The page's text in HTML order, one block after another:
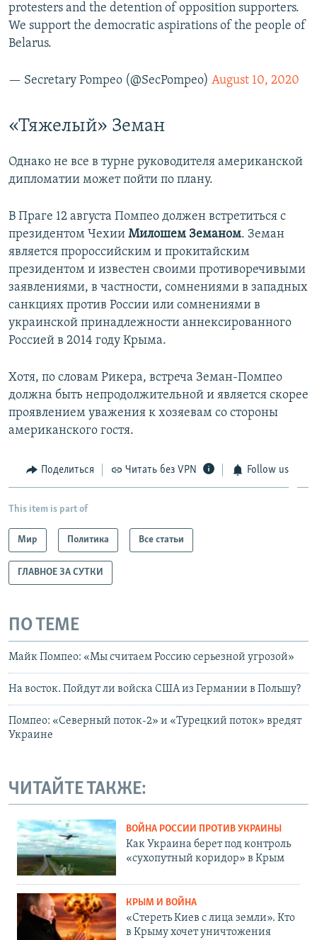
protesters and the detention of opposition supporters.
We support the democratic aspirations of the people of
Belarus.
— Secretary Pompeo (@SecPompeo) August 10, 2020
«Тяжелый» Земан
Однако не все в турне руководителя американской
дипломатии может пойти по плану.
В Праге 12 августа Помпео должен встретиться с
президентом Чехии Милошем Земаном. Земан
является пророссийским и прокитайским
президентом и известен своими противоречивыми
заявлениями, в частности, сомнениями в западных
санкциях против России или сомнениями в
украинской принадлежности аннексированного
Россией в 2014 году Крыма.
Хотя, по словам Рикера, встреча Земан-Помпео
должна быть непродолжительной и является скорее
проявлением уважения к хозяевам со стороны
американского гостя.
Поделиться Читать без VPN Follow us
This item is part of
Мир Политика Все статьи
ГЛАВНОЕ ЗА СУТКИ
ПО ТЕМЕ
Майк Помпео: «Мы считаем Россию серьезной угрозой»
На восток. Пойдут ли войска США из Германии в Польшу?
Помпео: «Северный поток-2» и «Турецкий поток» вредят
Украине
ЧИТАЙТЕ ТАКЖЕ:
ВОЙНА РОССИИ ПРОТИВ УКРАИНЫ
Как Украина берет под контроль
«сухопутный коридор» в Крым
КРЫМ И ВОЙНА
«Стереть Киев с лица земли». Кто
в Крыму хочет уничтожения